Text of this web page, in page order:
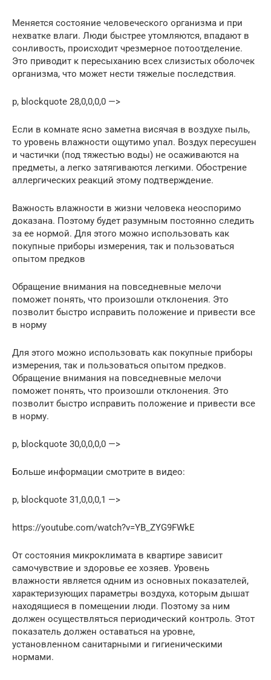
Меняется состояние человеческого организма и при
нехватке влаги. Люди быстрее утомляются, впадают в
сонливость, происходит чрезмерное потоотделение.
Это приводит к пересыханию всех слизистых оболочек
организма, что может нести тяжелые последствия.
p, blockquote 28,0,0,0,0 —>
Если в комнате ясно заметна висячая в воздухе пыль,
то уровень влажности ощутимо упал. Воздух пересушен
и частички (под тяжестью воды) не осаживаются на
предметы, а легко затягиваются легкими. Обострение
аллергических реакций этому подтверждение.
Важность влажности в жизни человека неоспоримо
доказана. Поэтому будет разумным постоянно следить
за ее нормой. Для этого можно использовать как
покупные приборы измерения, так и пользоваться
опытом предков
Обращение внимания на повседневные мелочи
поможет понять, что произошли отклонения. Это
позволит быстро исправить положение и привести все
в норму
Для этого можно использовать как покупные приборы
измерения, так и пользоваться опытом предков.
Обращение внимания на повседневные мелочи
поможет понять, что произошли отклонения. Это
позволит быстро исправить положение и привести все
в норму.
p, blockquote 30,0,0,0,0 —>
Больше информации смотрите в видео:
p, blockquote 31,0,0,0,1 —>
https://youtube.com/watch?v=YB_ZYG9FWkE
От состояния микроклимата в квартире зависит
самочувствие и здоровье ее хозяев. Уровень
влажности является одним из основных показателей,
характеризующих параметры воздуха, которым дышат
находящиеся в помещении люди. Поэтому за ним
должен осуществляться периодический контроль. Этот
показатель должен оставаться на уровне,
установленном санитарными и гигиеническими
нормами.